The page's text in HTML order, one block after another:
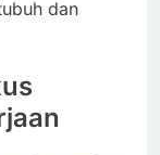
dan